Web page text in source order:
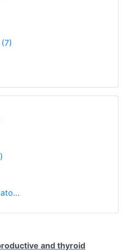
(7)
and thyroid